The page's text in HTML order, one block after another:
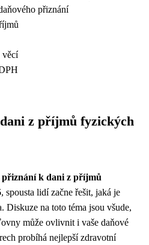
přiznání
věcí
z příjmů fyzických
přiznání k dani z příjmů
, spousta lidí začne řešit, jaká je
na toto téma jsou všude,
může ovlivnit i vaše daňové
probíhá nejlepší zdravotní